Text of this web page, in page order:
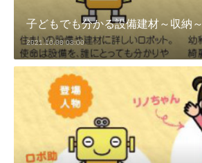
子どもでも分かる設備建材～収納～
2021.10.08 03:00